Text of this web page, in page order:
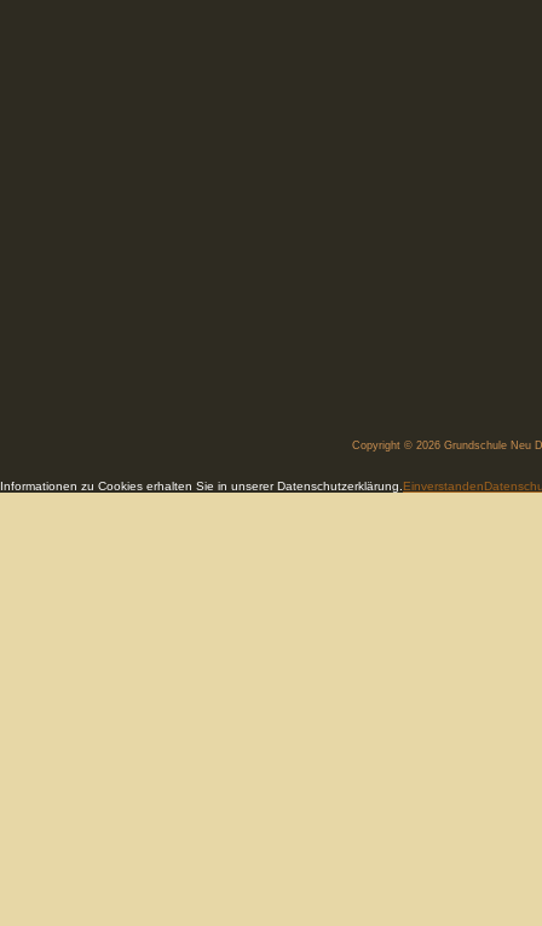
Copyright © 2026 Grundschule Neu
Informationen zu Cookies erhalten Sie in unserer Datenschutzerklärung. Einverstanden